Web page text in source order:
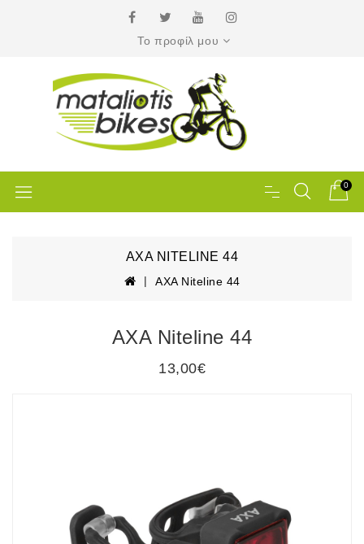
Το προφίλ μου
0
AXA NITELINE 44
AXA Niteline 44
AXA Niteline 44
13,00€